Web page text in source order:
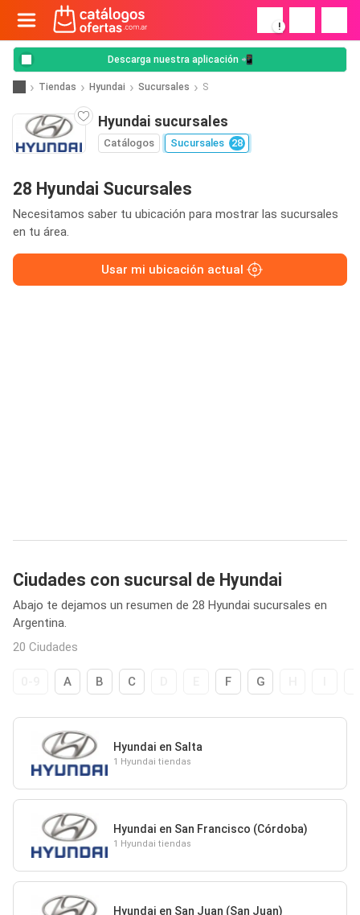
!
Descarga nuestra aplicación 📲
Tiendas Hyundai Sucursales S
Hyundai sucursales
Catálogos Sucursales 28
28 Hyundai Sucursales
Necesitamos saber tu ubicación para mostrar las sucursales
en tu área.
Usar mi ubicación actual
Ciudades con sucursal de Hyundai
Abajo te dejamos un resumen de 28 Hyundai sucursales en
Argentina.
20 Ciudades
A B C F G
Hyundai en Salta
1 Hyundai tiendas
Hyundai en San Francisco (Córdoba)
1 Hyundai tiendas
Hyundai en San Juan (San Juan)